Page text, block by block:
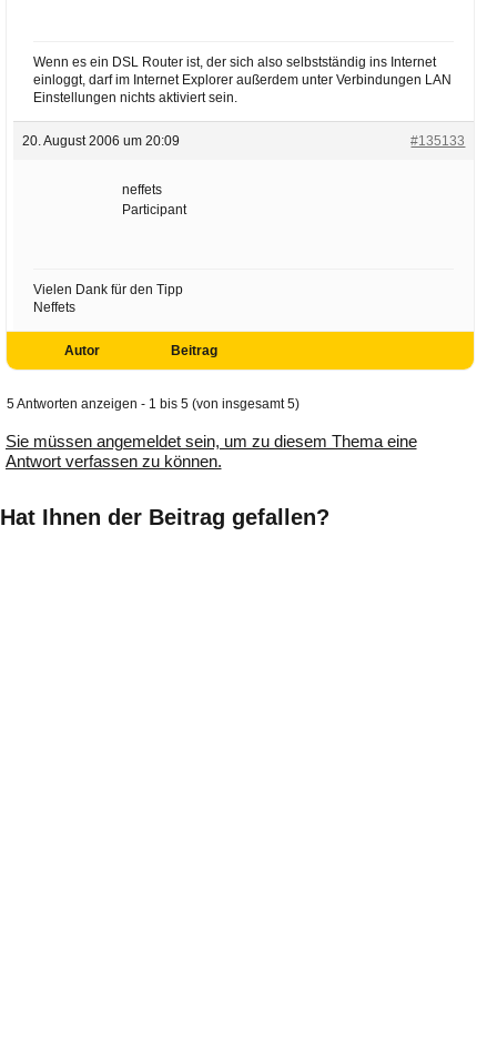
Wenn es ein DSL Router ist, der sich also selbstständig ins Internet
einloggt, darf im Internet Explorer außerdem unter Verbindungen LAN
Einstellungen nichts aktiviert sein.
20. August 2006 um 20:09 #135133
neffets
Participant
Vielen Dank für den Tipp
Neffets
Autor Beitrag
5 Antworten anzeigen - 1 bis 5 (von insgesamt 5)
Sie müssen angemeldet sein, um zu diesem Thema eine
Antwort verfassen zu können.
Hat Ihnen der Beitrag gefallen?